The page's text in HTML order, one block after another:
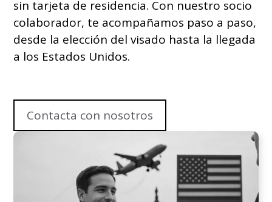
sin tarjeta de residencia. Con nuestro socio
colaborador, te acompañamos paso a paso,
desde la elección del visado hasta la llegada
a los Estados Unidos.
Contacta con nosotros